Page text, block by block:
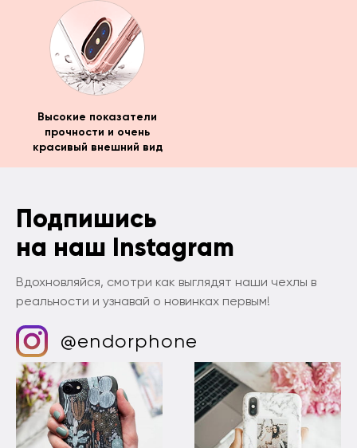
Высокие показатели
прочности и очень
красивый внешний вид
Подпишись
на наш Instagram
Вдохновляйся, смотри как выглядят наши чехлы в
реальности и узнавай о новинках первым!
@endorphone